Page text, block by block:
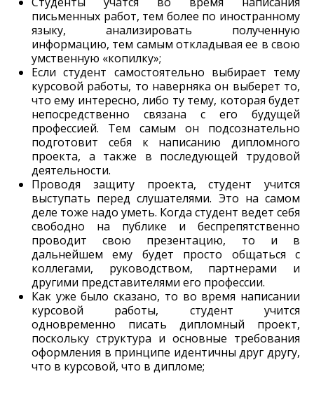
письменных работ, тем более по иностранному
языку, анализировать полученную
информацию, тем самым откладывая ее в свою
умственную «копилку»;
Если студент самостоятельно выбирает тему
курсовой работы, то наверняка он выберет то,
что ему интересно, либо ту тему, которая будет
непосредственно связана с его будущей
профессией. Тем самым он подсознательно
подготовит себя к написанию дипломного
проекта, а также в последующей трудовой
деятельности.
Проводя защиту проекта, студент учится
выступать перед слушателями. Это на самом
деле тоже надо уметь. Когда студент ведет себя
свободно на публике и беспрепятственно
проводит свою презентацию, то и в
дальнейшем ему будет просто общаться с
коллегами, руководством, партнерами и
другими представителями его профессии.
Как уже было сказано, то во время написании
курсовой работы, студент учится
одновременно писать дипломный проект,
поскольку структура и основные требования
оформления в принципе идентичны друг другу,
что в курсовой, что в дипломе;